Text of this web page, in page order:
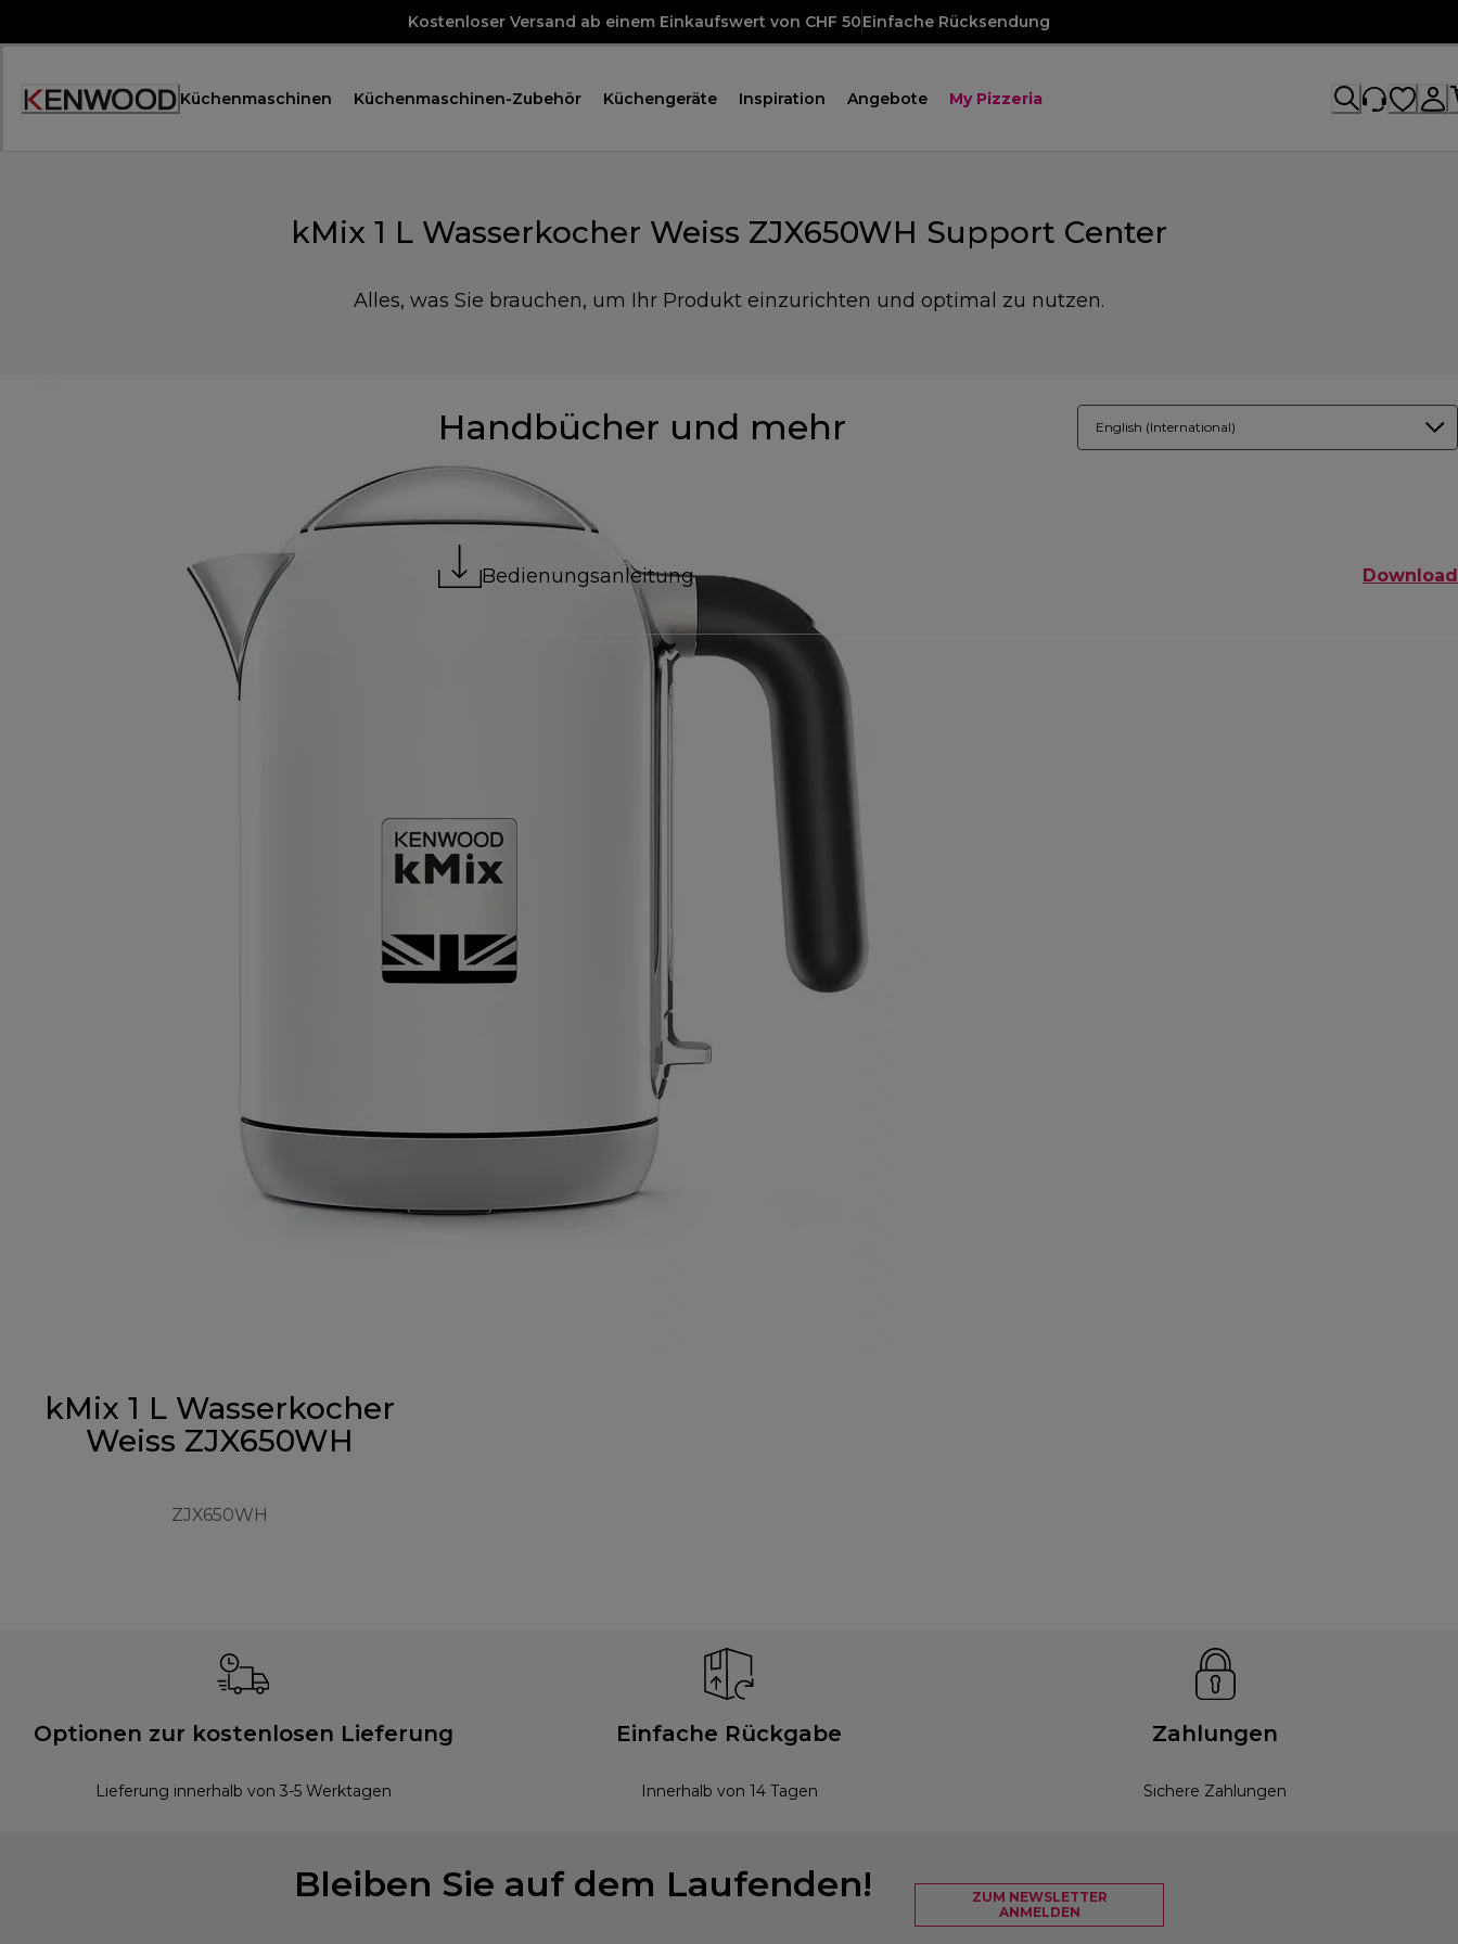
Kostenloser Versand ab einem Einkaufswert von CHF 50Einfache Rücksendung
Accessibility
Küchenmaschinen Küchenmaschinen-Zubehör Küchengeräte Inspiration Angebote My Pizzeria
kMix 1 L Wasserkocher Weiss ZJX650WH Support Center
Alles, was Sie brauchen, um Ihr Produkt einzurichten und optimal zu nutzen.
kMix 1 L Wasserkocher
Weiss ZJX650WH
ZJX650WH
Handbücher und mehr English (International)
Bedienungsanleitung Download
Optionen zur kostenlosen Lieferung
Lieferung innerhalb von 3-5 Werktagen
Einfache Rückgabe
Innerhalb von 14 Tagen
Zahlungen
Sichere Zahlungen
Bleiben Sie auf dem Laufenden!
ZUM NEWSLETTER
ANMELDEN